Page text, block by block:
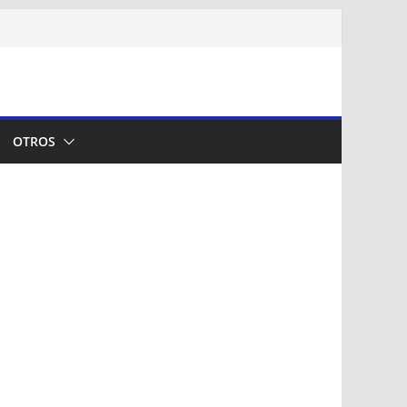
OTROS